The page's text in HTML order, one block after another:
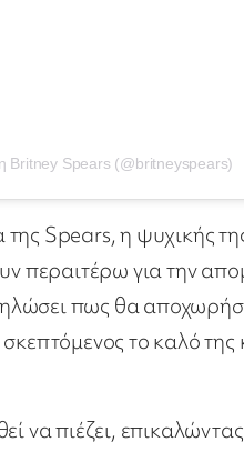
Britney Spears (@britneyspears)
Spears, η ψυχικής
περαιτέρω για την
πως θα
το καλό
να πιέζει,